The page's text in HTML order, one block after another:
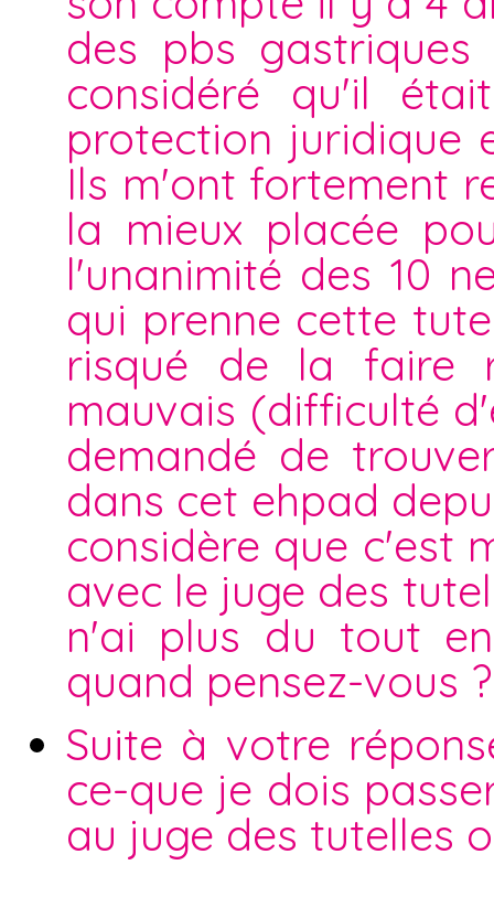
des pbs
considéré qu'il
protection juridique
Ils m'ont fortement
la mieux placée
l'unanimité des 10
qui prenne cette
risqué de la faire
mauvais (difficulté
demandé de
dans cet ehpad
considère que c'est
avec le juge des
n'ai plus du tout
quand pensez-vous ?
Suite à votre
ce-que je dois
au juge des tutelles